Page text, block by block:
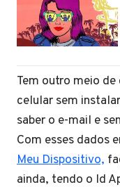
Tem outro meio
celular sem
saber o e-mail e
Com esses dados
Meu Dispositivo,
ainda, tendo o Id